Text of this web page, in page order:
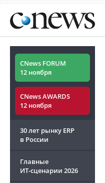
CNews FORUM
12 ноября
CNews AWARDS
12 ноября
30 лет рынку ERP
в России
Главные
ИТ-сценарии 2026